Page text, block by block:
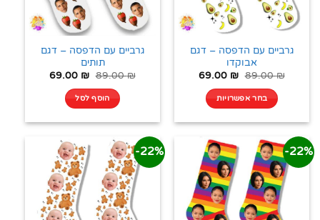
גרביים עם הדפסה – דגם
אבוקדו
89.00₪
69.00 ₪
בחר אפשרויות
גרביים עם הדפסה – דגם
תותים
89.00₪
69.00 ₪
הוסף לסל
22%-
22%-